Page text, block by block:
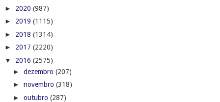
► 2020 (987)
► 2019 (1115)
► 2018 (1314)
► 2017 (2220)
▼ 2016 (2575)
► dezembro (207)
► novembro (318)
► outubro (287)